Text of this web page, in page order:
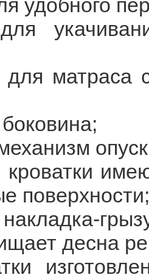
удобного
матраса
кроватки
поверхности;
десна